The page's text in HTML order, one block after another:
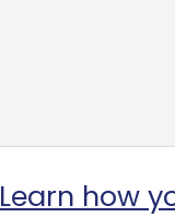
Learn how